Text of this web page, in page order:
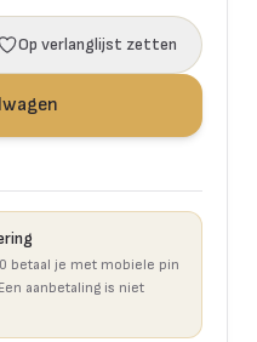
Op verlanglijst zetten
betaal je met mobiele pin
aanbetaling is niet